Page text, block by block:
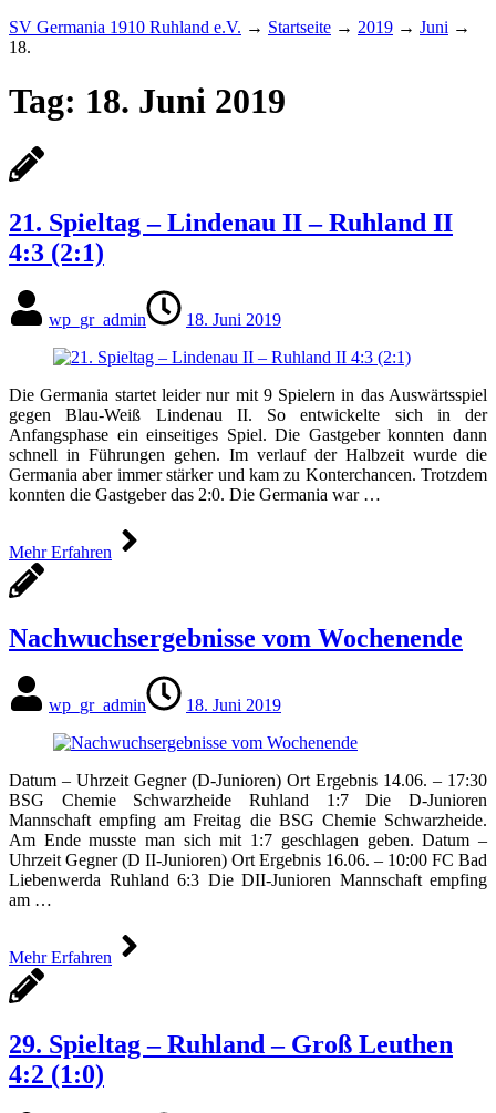
SV Germania 1910 Ruhland e.V. → Startseite → 2019 → Juni →
18.
Tag: 18. Juni 2019
21. Spieltag – Lindenau II – Ruhland II
4:3 (2:1)
wp_gr_admin 18. Juni 2019
Die Germania startet leider nur mit 9 Spielern in das Auswärtsspiel
gegen Blau-Weiß Lindenau II. So entwickelte sich in der
Anfangsphase ein einseitiges Spiel. Die Gastgeber konnten dann
schnell in Führungen gehen. Im verlauf der Halbzeit wurde die
Germania aber immer stärker und kam zu Konterchancen. Trotzdem
konnten die Gastgeber das 2:0. Die Germania war …
Mehr Erfahren
Nachwuchsergebnisse vom Wochenende
wp_gr_admin 18. Juni 2019
Datum – Uhrzeit Gegner (D-Junioren) Ort Ergebnis 14.06. – 17:30
BSG Chemie Schwarzheide Ruhland 1:7 Die D-Junioren
Mannschaft empfing am Freitag die BSG Chemie Schwarzheide.
Am Ende musste man sich mit 1:7 geschlagen geben. Datum –
Uhrzeit Gegner (D II-Junioren) Ort Ergebnis 16.06. – 10:00 FC Bad
Liebenwerda Ruhland 6:3 Die DII-Junioren Mannschaft empfing
am …
Mehr Erfahren
29. Spieltag – Ruhland – Groß Leuthen
4:2 (1:0)